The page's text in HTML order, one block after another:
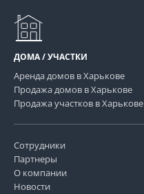
ДОМА / УЧАСТКИ
Аренда домов в Харькове
Продажа домов в Харькове
Продажа участков в Харькове
Сотрудники
Партнеры
О компании
Новости